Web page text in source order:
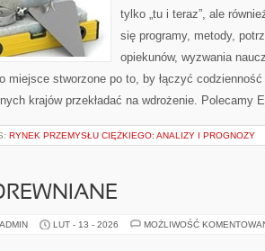
tylko „tu i teraz”, ale
się programy, metody,
opiekunów, wyzwania
miejsce stworzone po to, by łączyć
krajów przekładać na wdrożenie. Polecamy
RYNEK PRZEMYSŁU CIĘŻKIEGO: ANALIZY I PROGNOZY
LUT - 13 - 2026 MOŻLIWOŚĆ